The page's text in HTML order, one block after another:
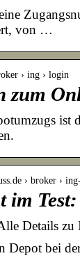
von …
› ing › login
zum
ist
› broker ›
im
Details zu
Depot bei